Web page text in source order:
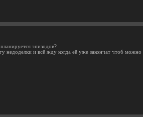
эпизодов?
недоделки и всё жду когда её уже закончат чтоб